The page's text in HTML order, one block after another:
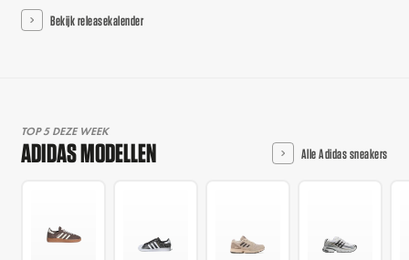
Bekijk releasekalender
TOP 5 DEZE WEEK
ADIDAS MODELLEN Alle Adidas sneakers